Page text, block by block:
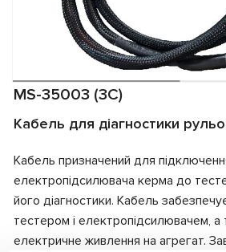
MS-35003 (3C)
Кабель для діагностики
Кабель призначений для
електропідсилювача керма до
його діагностики. Кабель
тестером і електропідсилювачем,
електричне живлення на агрегат.